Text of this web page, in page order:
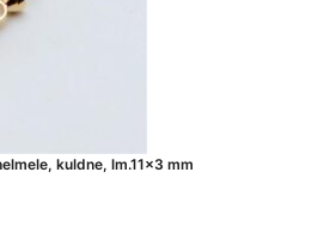
kuldne, lm.11×3 mm